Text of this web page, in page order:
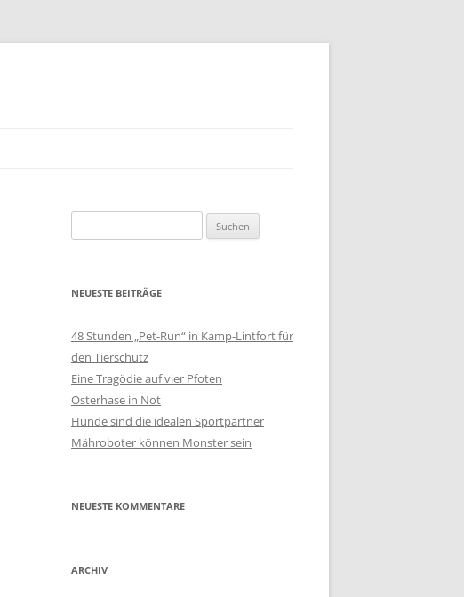
nach:
NEUESTE BEITRÄGE
48 Stunden „Pet-Run“ in Kamp-Lintfort für
den Tierschutz
Eine Tragödie auf vier Pfoten
Osterhase in Not
Hunde sind die idealen Sportpartner
Mähroboter können Monster sein
NEUESTE KOMMENTARE
ARCHIV